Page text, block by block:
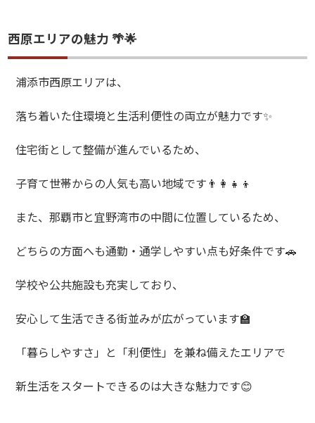
西原エリアの魅力 🌴🌟
浦添市西原エリアは、
落ち着いた住環境と生活利便性の両立が魅力です✨
住宅街として整備が進んでいるため、
子育て世帯からの人気も高い地域です 👨‍👩‍👧‍👦
また、那覇市と宜野湾市の中間に位置しているため、
どちらの方面へも通勤・通学しやすい点も好条件です🚗
学校や公共施設も充実しており、
安心して生活できる街並みが広がっています🏫
「暮らしやすさ」と「利便性」を兼ね備えたエリアで
新生活をスタートできるのは大きな魅力です😊